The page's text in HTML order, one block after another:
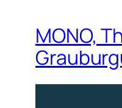
MONO,